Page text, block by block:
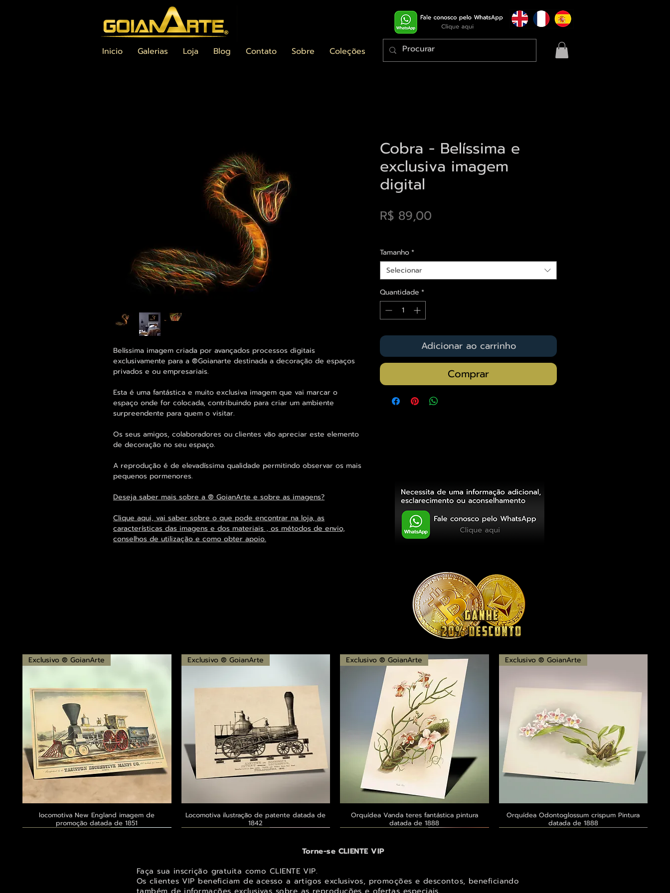
Inicio Galerias Loja Blog Contato Sobre Coleções
Belíssima imagem criada por avançados processos digitais
exclusivamente para a ®Goianarte destinada a decoração de espaços
privados e ou empresariais.
Esta é uma fantástica e muito exclusiva imagem que vai marcar o
espaço onde for colocada, contribuindo para criar um ambiente
surpreendente para quem o visitar.
Os seus amigos, colaboradores ou clientes vão apreciar este elemento
de decoração no seu espaço.
A reprodução é de elevadíssima qualidade permitindo observar os mais
pequenos pormenores.
Deseja saber mais sobre a ® GoianArte e sobre as imagens?
Clique aqui, vai saber sobre o que pode encontrar na loja, as
características das imagens e dos materiais , os métodos de envio,
conselhos de utilização e como obter apoio.
Cobra - Belíssima e
exclusiva imagem
digital
R$ 89,00
Tamanho*
Selecionar
Quantidade *
Adicionar ao carrinho
Comprar
Visualização rápida
Exclusivo ® GoianArte
locomotiva New England imagem de
promoção datada de 1851
Visualização rápida
Exclusivo ® GoianArte
Locomotiva ilustração de patente datada de
1842
Visualização rápida
Exclusivo ® GoianArte
Orquídea Vanda teres fantástica pintura
datada de 1888
Visualização rápida
Exclusivo ® GoianArte
Orquídea Odontoglossum crispum Pintura
datada de 1888
Torne-se CLIENTE VIP
Faça sua inscrição gratuita como CLIENTE VIP.
Os clientes VIP beneficiam de acesso a artigos exclusivos, promoções e descontos, beneficiando